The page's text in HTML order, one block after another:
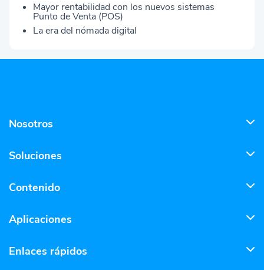
Mayor rentabilidad con los nuevos sistemas
Punto de Venta (POS)
La era del nómada digital
Nosotros
Soluciones
Contenido
Aplicaciones
Enlaces rápidos